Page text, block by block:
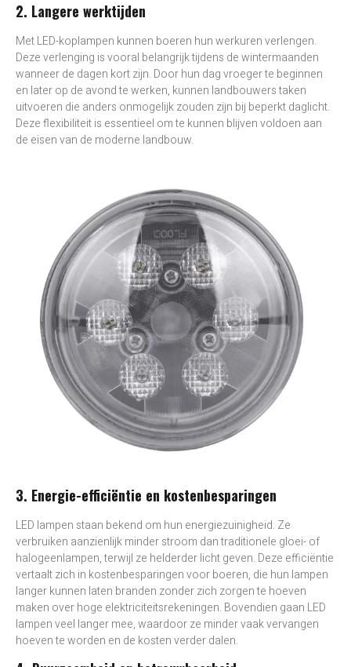
2. Langere werktijden
Met LED-koplampen kunnen boeren hun werkuren verlengen.
Deze verlenging is vooral belangrijk tijdens de wintermaanden
wanneer de dagen kort zijn. Door hun dag vroeger te beginnen
en later op de avond te werken, kunnen landbouwers taken
uitvoeren die anders onmogelijk zouden zijn bij beperkt daglicht.
Deze flexibiliteit is essentieel om te kunnen blijven voldoen aan
de eisen van de moderne landbouw.
3. Energie-efficiëntie en kostenbesparingen
LED lampen staan bekend om hun energiezuinigheid. Ze
verbruiken aanzienlijk minder stroom dan traditionele gloei- of
halogeenlampen, terwijl ze helderder licht geven. Deze efficiëntie
vertaalt zich in kostenbesparingen voor boeren, die hun lampen
langer kunnen laten branden zonder zich zorgen te hoeven
maken over hoge elektriciteitsrekeningen. Bovendien gaan LED
lampen veel langer mee, waardoor ze minder vaak vervangen
hoeven te worden en de kosten verder dalen.